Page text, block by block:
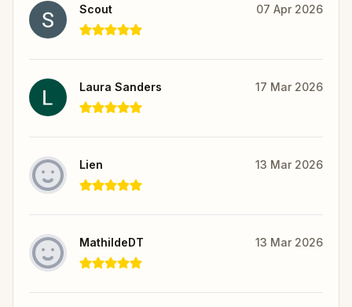
Scout 07 Apr 2026
Laura Sanders 17 Mar 2026
Lien 13 Mar 2026
MathildeDT 13 Mar 2026